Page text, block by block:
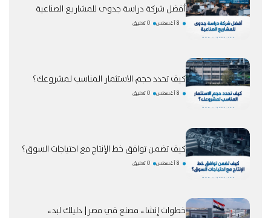
أفضل شركة دراسة جدوى للمشاريع الصناعية
8 أغسطس 0 تعليق
كيف تحدد حجم الاستثمار المناسب لمشروعك؟
8 أغسطس 0 تعليق
كيف تضمن توافق خط الإنتاج مع احتياجات السوق؟
8 أغسطس 0 تعليق
خطوات إنشاء مصنع في مصر| دليلك لبدء